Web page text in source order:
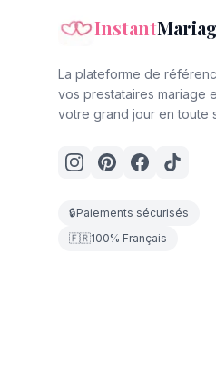
Instant
La plateforme de
vos prestataires mariage
votre grand jour en toute
🔒Paiements sécurisés
🇫🇷100% Français